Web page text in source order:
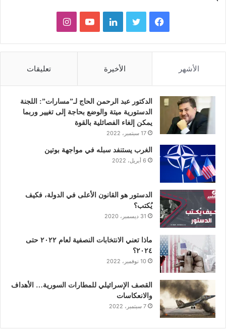
ي
و
ك
و
ر
ي
د
إ
و
و
ب
ن
ق
الأشهر الأخيرة تعليقات
الدكتور عبد الرحمن الحاج لـ”مسارات”: اللجنة
الدستورية ميتة والوضع بحاجة إلى تغيير وربما
يمكن إلغاء الفصائلية بالقوة
17 سبتمبر، 2022
الغرب يستنفد سبله في مواجهة بوتين
6 أبريل، 2022
الدستور هو القانون الأعلى في الدولة، فكيف
يُكتب؟
31 ديسمبر، 2020
ماذا تعني الانتخابات النصفية لعام ٢٠٢٢ حتى
٢٠٢٤؟
10 نوفمبر، 2022
القصف الإسرائيلي للمطارات السورية… الأهداف
والانعكاسات
7 سبتمبر، 2022